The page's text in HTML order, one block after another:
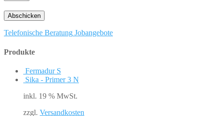
Telefonische Beratung Jobangebote
Produkte
Fermadur S
Sika - Primer 3 N
inkl. 19 % MwSt.
zzgl. Versandkosten